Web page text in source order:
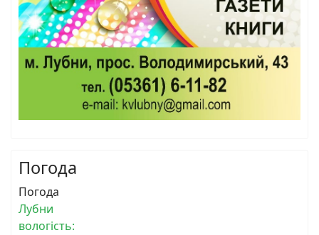
Погода
Погода
Лубни
вологість: